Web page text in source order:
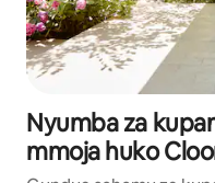
Nyumba za
mmoja huko